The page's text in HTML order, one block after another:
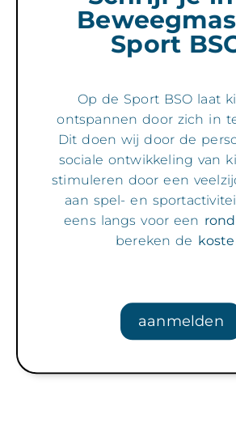
Sport
Op de Sport BSO laat
ontspannen door zich in
Dit doen wij door de
sociale ontwikkeling van
stimuleren door een
aan spel- en
eens langs voor een
bereken de
aanmelden